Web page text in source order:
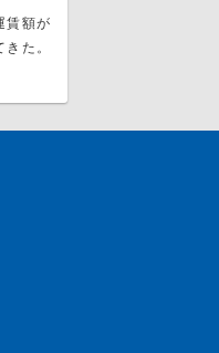
賃額が
た。